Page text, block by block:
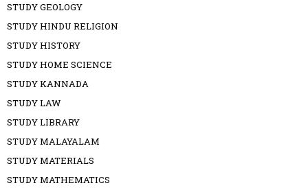
STUDY GEOLOGY
STUDY HINDU RELIGION
STUDY HISTORY
STUDY HOME SCIENCE
STUDY KANNADA
STUDY LAW
STUDY LIBRARY
STUDY MALAYALAM
STUDY MATERIALS
STUDY MATHEMATICS